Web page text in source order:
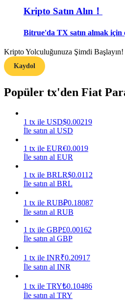
Vadeli İşlemler Başlangıç
Nasıl kârlı kalabileceğinizi
Kazan
Kripto Satın Alın！
Bitrue'da TX satın almak için
Kripto Yolculuğunuza Şimdi Başlayın!
Kaydol
Popüler tx'den Fiat
1 tx ile USD$0.00219
İle satın al USD
1 tx ile EUR€0.0019
İle satın al EUR
1 tx ile BRLR$0.0112
İle satın al BRL
1 tx ile RUB₽0.18087
İle satın al RUB
1 tx ile GBP£0.00162
İle satın al GBP
1 tx ile INR₹0.20917
İle satın al INR
1 tx ile TRY₺0.10486
İle satın al TRY